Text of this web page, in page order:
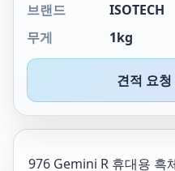
브랜드
ISOTECH
무게
1kg
견적 요
976 Gemini R 휴대용 흑